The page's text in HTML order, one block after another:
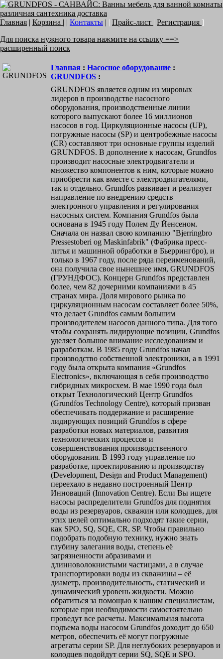
Главная | Корзина | | Контакты | | Прайс-лист | Регистрация ]
Для поиска нужного товара нажмите на ссылку ==>
расширенный поиск
Главная : Насосное оборудование :
GRUNDFOS :
GRUNDFOS является одним из мировых
лидеров в производстве насосного
оборудования, производственные линии
которого выпускают более 16 миллионов
насосов в год. Циркуляционные насосы (UP),
погружные насосы (SP) и центробежные насосы
(CR) составляют три основные группы изделий
GRUNDFOS. В дополнение к насосам, Grundfos
производит насосные электродвигатели и
множество компонентов к ним, которые можно
приобрести как вместе с электродвигателями,
так и отдельно. Grundfos развивает и реализует
направление по внедрению средств
электронного управления и регулирования
насосных систем. Компания Grundfos была
основана в 1945 году Полем Ду Йенсеном.
Сначала он назвал свою компанию "Bjerringbro
Pressestoberi og Maskinfabrik" (Фабрика пресс-
литья и машинной обработки в Бьеррингбро), и
только в 1967 году, после ряда переименований,
она получила свое нынешнее имя, GRUNDFOS
(ГРУНДФОС). Концерн Grundfos представлен
более, чем 82 дочерними компаниями в 45
странах мира. Доля мирового рынка по
циркуляционным насосам составляет более 50%,
что делает Grundfos самым большим
производителем насосов данного типа. Для того
чтобы сохранять лидирующие позиции, Grundfos
уделяет большое внимание исследованиям и
разработкам. В 1985 году Grundfos начал
производство собственной электроники, а в 1991
году была открыта компания «Grundfos
Electronics», включающая в себя производство
гибридных микросхем. В мае 1990 года был
открыт Технологический Центр Grundfos
(Grundfos Technology Centre), который призван
обеспечивать поддержание и расширение
лидирующих позиций Grundfos в сфере
разработки новых материалов, развития
технологических процессов и
совершенствования производственного
оборудования. В 1993 году управление по
разработке, проектированию и производству
(Development, Design and Product Management)
переехало в недавно построенный Центр
Инноваций (Innovation Centre). Если Вы ищете
насосы распределители Grundfos для поднятия
воды из резервуаров, скважин или колодцев, для
этих целей оптимально подходят такие серии,
как SPO, SQ, SQE, CR, SP. Чтобы правильно
подобрать подобную технику, нужно знать
глубину залегания воды, степень её
загрязненности абразивами и
длинноволокнистыми частицами, а в случае
транспортировки воды из скважины – её
диаметр, производительность, статический и
динамический уровень жидкости. Можно
обратиться за помощью к нашим специалистам,
которые при необходимости самостоятельно
проведут все расчеты. Максимальная высота
подъема воды насосом Grundfos доходит до 650
метров, обеспечить её могут погружные
агрегаты серии SP. Для неглубоких резервуаров и
колодцев подойдут серии SQ, SQE и SPO.